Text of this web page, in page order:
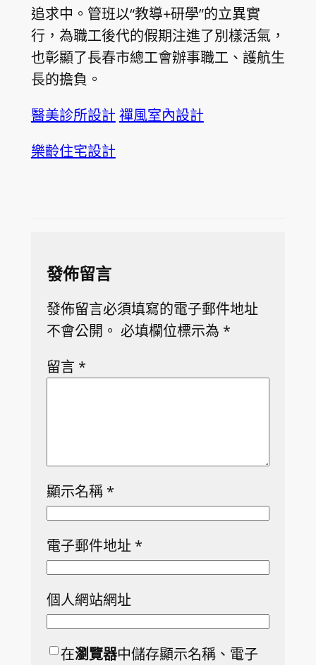
追求中。管班以“教導+研學”的立異實
行，為職工後代的假期注進了別樣活氣，
也彰顯了長春市總工會辦事職工、護航生
長的擔負。
醫美診所設計 禪風室內設計
樂齡住宅設計
發佈留言
發佈留言必須填寫的電子郵件地址
不會公開。 必填欄位標示為 *
留言 *
顯示名稱 *
電子郵件地址 *
個人網站網址
在瀏覽器中儲存顯示名稱、電子